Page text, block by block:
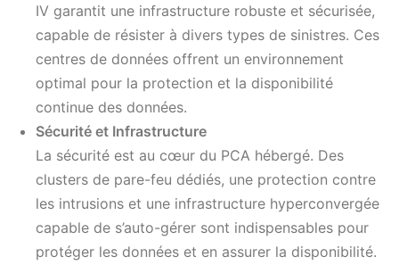
IV garantit une infrastructure robuste et sécurisée,
capable de résister à divers types de sinistres. Ces
centres de données offrent un environnement
optimal pour la protection et la disponibilité
continue des données.
Sécurité et Infrastructure
La sécurité est au cœur du PCA hébergé. Des
clusters de pare-feu dédiés, une protection contre
les intrusions et une infrastructure hyperconvergée
capable de s’auto-gérer sont indispensables pour
protéger les données et en assurer la disponibilité.